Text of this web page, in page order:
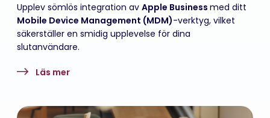
Upplev sömlös integration av Apple Business med ditt
Mobile Device Management (MDM)-verktyg, vilket
säkerställer en smidig upplevelse för dina
slutanvändare.
Läs mer